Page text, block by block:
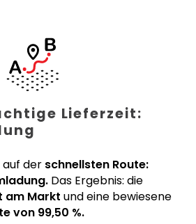
Lieferzeit:
auf der schnellsten Route:
Das Ergebnis: die
am Markt und eine bewiesene
von 99,50 %.